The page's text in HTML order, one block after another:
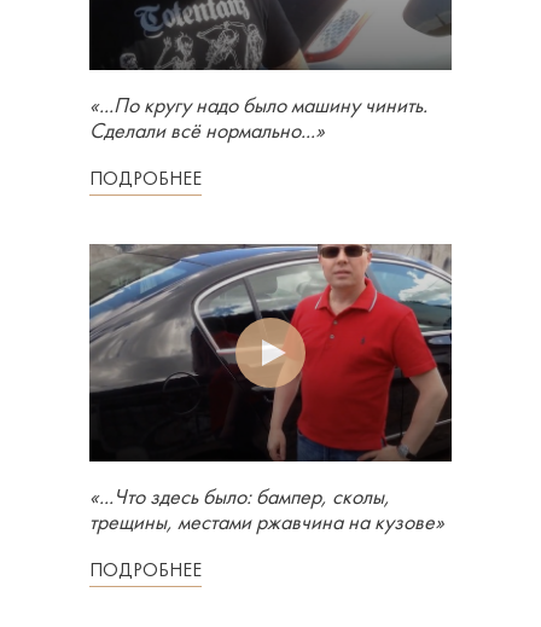
«...По кругу надо было машину чинить.
Сделали всё нормально...»
ПОДРОБНЕЕ
«...Что здесь было: бампер, сколы,
трещины, местами ржавчина на кузове»
ПОДРОБНЕЕ